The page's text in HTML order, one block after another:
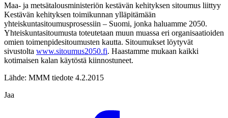
Maa- ja metsätalousministeriön kestävän kehityksen sitoumus liittyy
Kestävän kehityksen toimikunnan ylläpitämään
yhteiskuntasitoumusprosessiin – Suomi, jonka haluamme 2050.
Yhteiskuntasitoumusta toteutetaan muun muassa eri organisaatioiden
omien toimenpidesitoumusten kautta. Sitoumukset löytyvät
sivustolta www.sitoumus2050.fi. Haastamme mukaan kaikki
kotimaisen kalan käytöstä kiinnostuneet.
Lähde: MMM tiedote 4.2.2015
Jaa